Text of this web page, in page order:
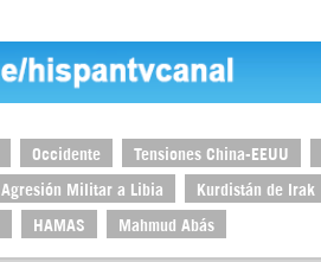
Occidente Tensiones China-EEUU
Agresión Militar a Libia Kurdistán de Irak
HAMAS Mahmud Abás